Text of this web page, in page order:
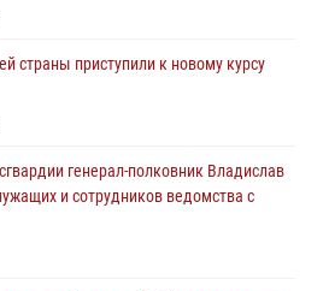
страны приступили к новому курсу
генерал-полковник Владислав
и сотрудников ведомства с